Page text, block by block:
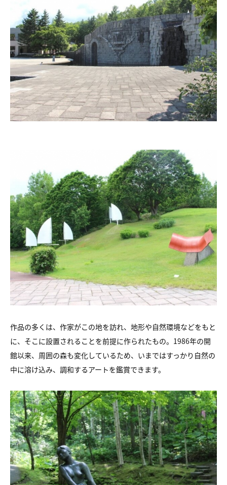
作品の多くは、作家がこの地を訪れ、地形や自然環境などをもと
に、そこに設置されることを前提に作られたもの。1986年の開
館以来、周囲の森も変化しているため、いまではすっかり自然の
中に溶け込み、調和するアートを鑑賞できます。